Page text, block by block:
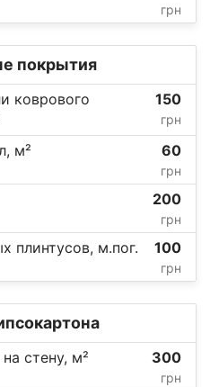
грн
покрытия
коврового
150
грн
м² 60
грн
200
грн
плинтусов, м.пог. 100
грн
стену, м² 300
грн